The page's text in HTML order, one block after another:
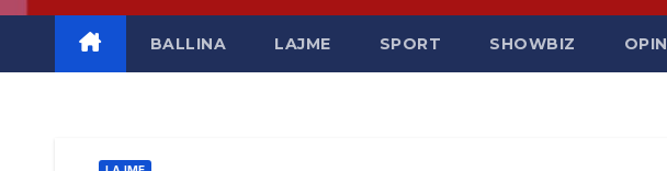
BALLINA LAJME SPORT SHOWBIZ